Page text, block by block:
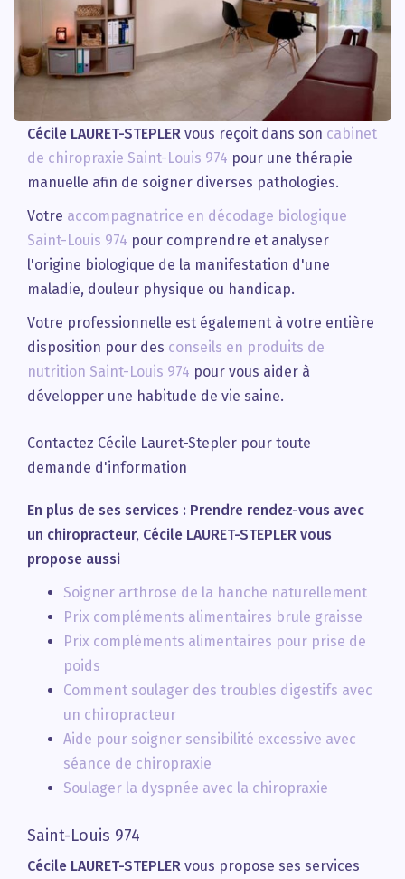
Cécile LAURET-STEPLER vous reçoit dans son cabinet
de chiropraxie Saint-Louis 974 pour une thérapie
manuelle afin de soigner diverses pathologies.
Votre accompagnatrice en décodage biologique
Saint-Louis 974 pour comprendre et analyser
l'origine biologique de la manifestation d'une
maladie, douleur physique ou handicap.
Votre professionnelle est également à votre entière
disposition pour des conseils en produits de
nutrition Saint-Louis 974 pour vous aider à
développer une habitude de vie saine.
Contactez Cécile Lauret-Stepler pour toute
demande d'information
En plus de ses services : Prendre rendez-vous avec
un chiropracteur, Cécile LAURET-STEPLER vous
propose aussi
Soigner arthrose de la hanche naturellement
Prix compléments alimentaires brule graisse
Prix compléments alimentaires pour prise de
poids
Comment soulager des troubles digestifs avec
un chiropracteur
Aide pour soigner sensibilité excessive avec
séance de chiropraxie
Soulager la dyspnée avec la chiropraxie
Saint-Louis 974
Cécile LAURET-STEPLER vous propose ses services